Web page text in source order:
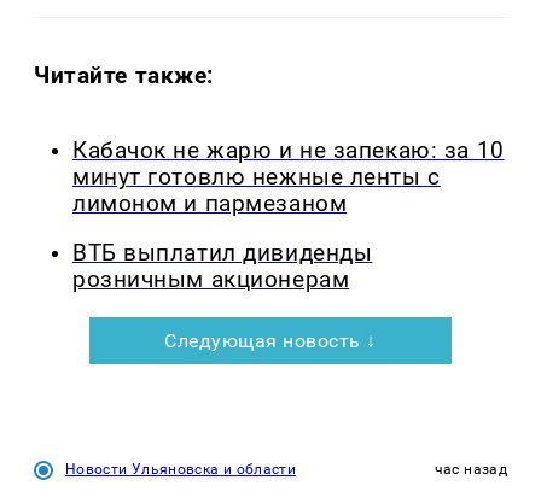
Читайте также:
Кабачок не жарю и не запекаю: за 10
минут готовлю нежные ленты с
лимоном и пармезаном
ВТБ выплатил дивиденды
розничным акционерам
Следующая новость ↓
Новости Ульяновска и области час назад